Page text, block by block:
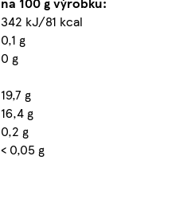
342 kJ/81 kcal
0,1 g
0 g
19,7 g
16,4 g
0,2 g
< 0,05 g